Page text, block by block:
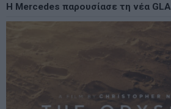
Η Mercedes παρουσίασε τη νέα GLA